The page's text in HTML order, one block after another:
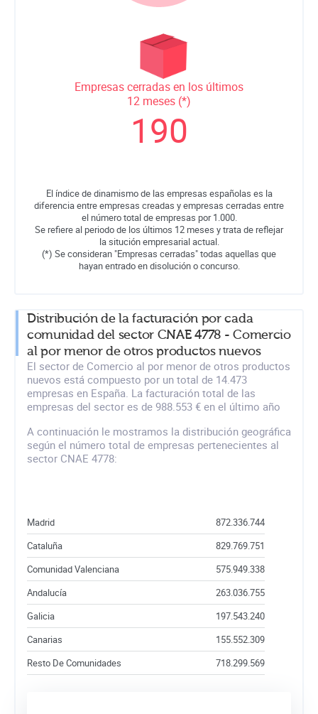
Empresas cerradas en los últimos
12 meses (*)
190
El índice de dinamismo de las empresas españolas es la
diferencia entre empresas creadas y empresas cerradas entre
el número total de empresas por 1.000.
Se refiere al periodo de los últimos 12 meses y trata de reflejar
la situción empresarial actual.
(*) Se consideran "Empresas cerradas" todas aquellas que
hayan entrado en disolución o concurso.
Distribución de la facturación por cada
comunidad del sector CNAE 4778 - Comercio
al por menor de otros productos nuevos
El sector de Comercio al por menor de otros productos
nuevos está compuesto por un total de 14.473
empresas en España. La facturación total de las
empresas del sector es de 988.553 € en el último año
A continuación le mostramos la distribución geográfica
según el número total de empresas pertenecientes al
sector CNAE 4778:
Madrid
872.336.744
Cataluña
829.769.751
Comunidad Valenciana
575.949.338
Andalucía
263.036.755
Galicia
197.543.240
Canarias
155.552.309
Resto De Comunidades
718.299.569